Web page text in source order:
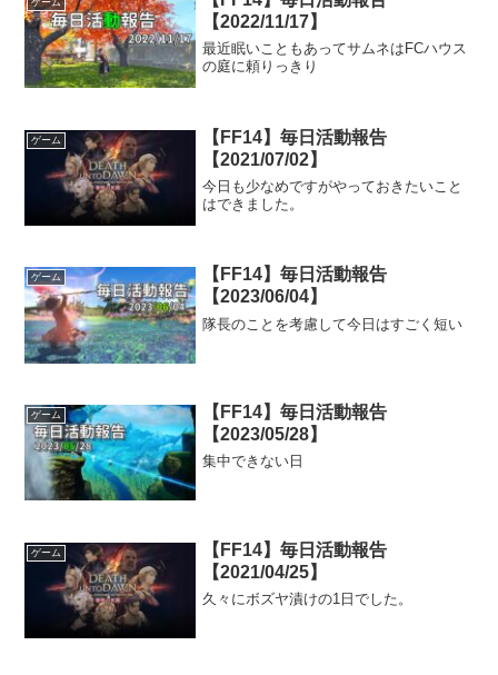
ゲーム
【2022/11/17】
最近眠いこともあってサムネはFCハウス
の庭に頼りっきり
ゲーム
【FF14】毎日活動報告
【2021/07/02】
今日も少なめですがやっておきたいこと
はできました。
ゲーム
【FF14】毎日活動報告
【2023/06/04】
隊長のことを考慮して今日はすごく短い
ゲーム
【FF14】毎日活動報告
【2023/05/28】
集中できない日
ゲーム
【FF14】毎日活動報告
【2021/04/25】
久々にボズヤ漬けの1日でした。